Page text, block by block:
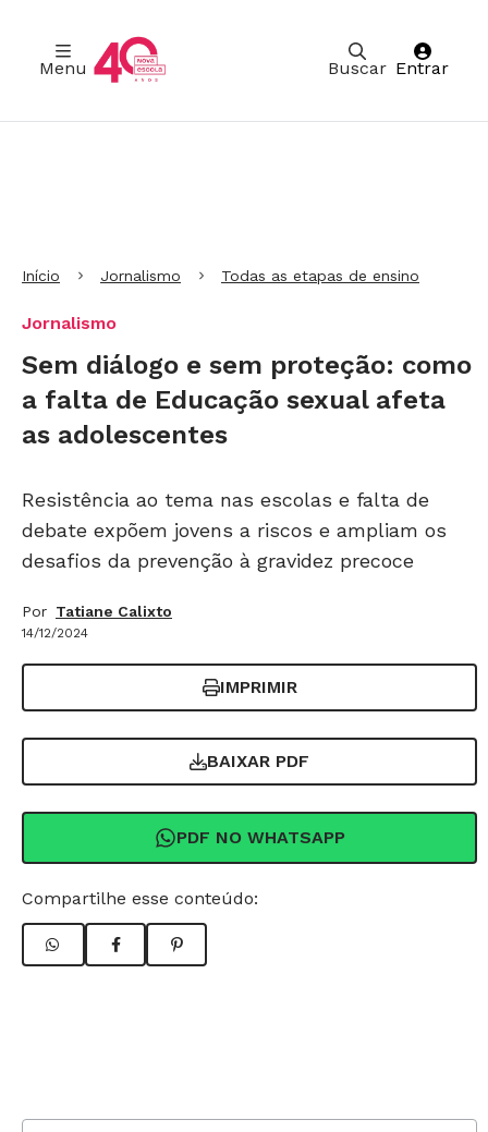
Buscar
Menu Entrar
Início Jornalismo Todas as etapas de ensino
Jornalismo
Sem diálogo e sem proteção: como
a falta de Educação sexual afeta
as adolescentes
Resistência ao tema nas escolas e falta de
debate expõem jovens a riscos e ampliam os
desafios da prevenção à gravidez precoce
Por Tatiane Calixto
14/12/2024
IMPRIMIR
BAIXAR PDF
PDF NO WHATSAPP
Compartilhe esse conteúdo: